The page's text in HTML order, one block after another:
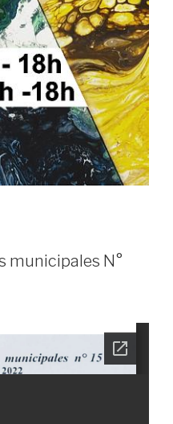
municipales N°